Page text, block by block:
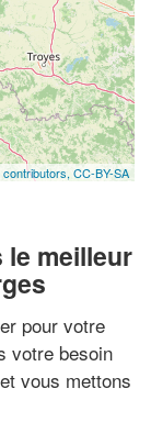
CC-BY-SA
meilleur
pour votre
votre besoin
vous mettons